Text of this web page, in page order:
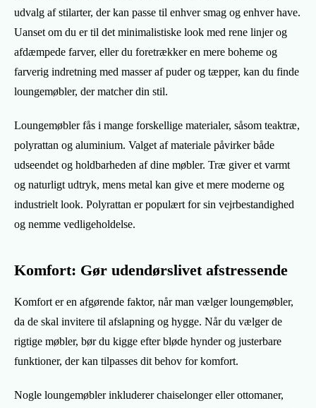
udvalg af stilarter, der kan passe til enhver smag og enhver have.
Uanset om du er til det minimalistiske look med rene linjer og
afdæmpede farver, eller du foretrækker en mere boheme og
farverig indretning med masser af puder og tæpper, kan du finde
loungemøbler, der matcher din stil.
Loungemøbler fås i mange forskellige materialer, såsom teaktræ,
polyrattan og aluminium. Valget af materiale påvirker både
udseendet og holdbarheden af dine møbler. Træ giver et varmt
og naturligt udtryk, mens metal kan give et mere moderne og
industrielt look. Polyrattan er populært for sin vejrbestandighed
og nemme vedligeholdelse.
Komfort: Gør udendørslivet afstressende
Komfort er en afgørende faktor, når man vælger loungemøbler,
da de skal invitere til afslapning og hygge. Når du vælger de
rigtige møbler, bør du kigge efter bløde hynder og justerbare
funktioner, der kan tilpasses dit behov for komfort.
Nogle loungemøbler inkluderer chaiselonger eller ottomaner,